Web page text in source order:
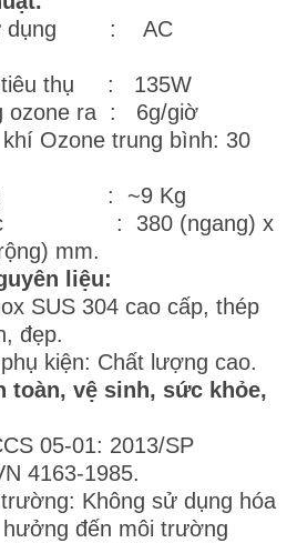
dụng : AC
thụ : 135W
ra : 6g/giờ
Ozone trung bình: 30
: ~9 Kg
: 380 (ngang) x
mm.
liệu:
SUS 304 cao cấp, thép
đẹp.
kiện: Chất lượng cao.
toàn, vệ sinh, sức khỏe,
05-01: 2013/SP
4163-1985.
Không sử dụng hóa
đến môi trường